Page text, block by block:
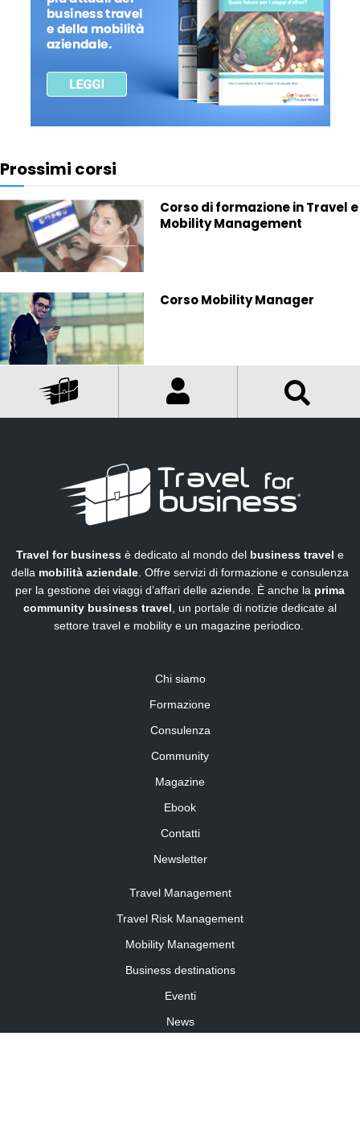
Prossimi corsi
Corso di formazione in Travel e
Mobility Management
Corso Mobility Manager
Travel for business è dedicato al mondo del business travel e
della mobilità aziendale . Offre servizi di formazione e consulenza
per la gestione dei viaggi d’affari delle aziende. È anche la prima
community business travel , un portale di notizie dedicate al
settore travel e mobility e un magazine periodico.
Chi siamo
Formazione
Consulenza
Community
Magazine
Ebook
Contatti
Newsletter
Travel Management
Travel Risk Management
Mobility Management
Business destinations
Eventi
News